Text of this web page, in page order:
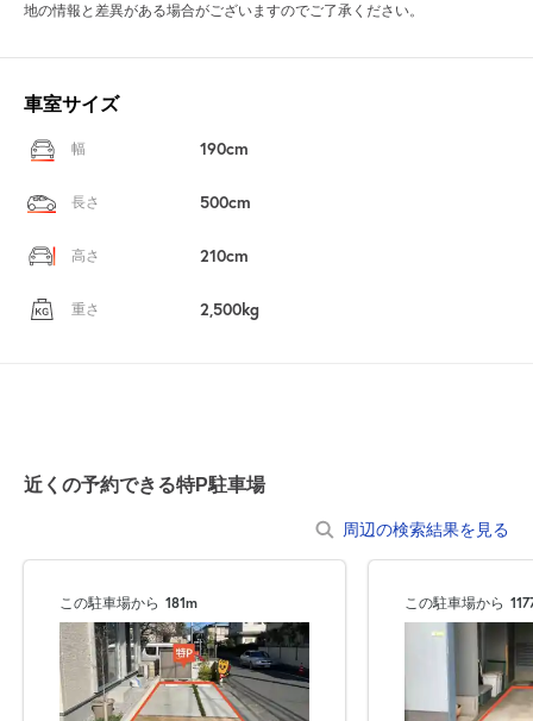
地の情報と差異がある場合がございますのでご了承ください。
車室サイズ
幅 190cm
長さ 500cm
高さ 210cm
重さ 2,500kg
近くの予約できる特P駐車場
周辺の検索結果を見る
この駐車場から 181m この駐車場から